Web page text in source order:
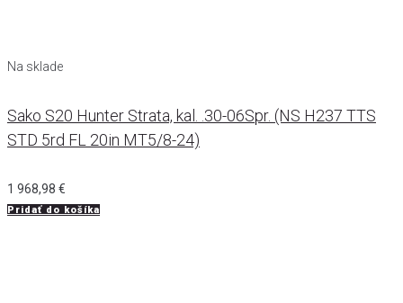
Na sklade
Sako S20 Hunter Strata, kal. .30-06Spr. (NS H237 TTS
STD 5rd FL 20in MT5/8-24)
1 968,98 €
Pridať do košíka